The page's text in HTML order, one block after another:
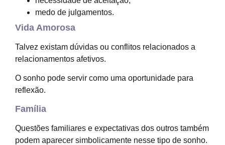
medo de julgamentos.
Vida Amorosa
Talvez existam dúvidas ou conflitos relacionados a
relacionamentos afetivos.
O sonho pode servir como uma oportunidade para
reflexão.
Família
Questões familiares e expectativas dos outros também
podem aparecer simbolicamente nesse tipo de sonho.